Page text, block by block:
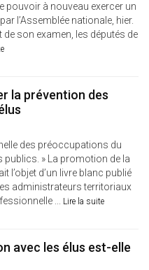
pouvoir à nouveau exercer un
l’Assemblée nationale, hier.
de son examen, les députés de
la prévention des
des préoccupations du
» La promotion de la
l’objet d’un livre blanc publié
administrateurs territoriaux
... Lire la suite
avec les élus est-elle